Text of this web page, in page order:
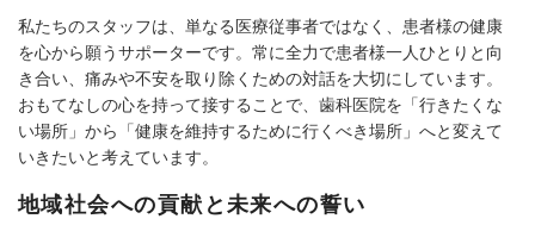
私たちのスタッフは、単なる医療従事者ではなく、患者様の健康
を心から願うサポーターです。常に全力で患者様一人ひとりと向
き合い、痛みや不安を取り除くための対話を大切にしています。
おもてなしの心を持って接することで、歯科医院を「行きたくな
い場所」から「健康を維持するために行くべき場所」へと変えて
いきたいと考えています。
地域社会への貢献と未来への誓い